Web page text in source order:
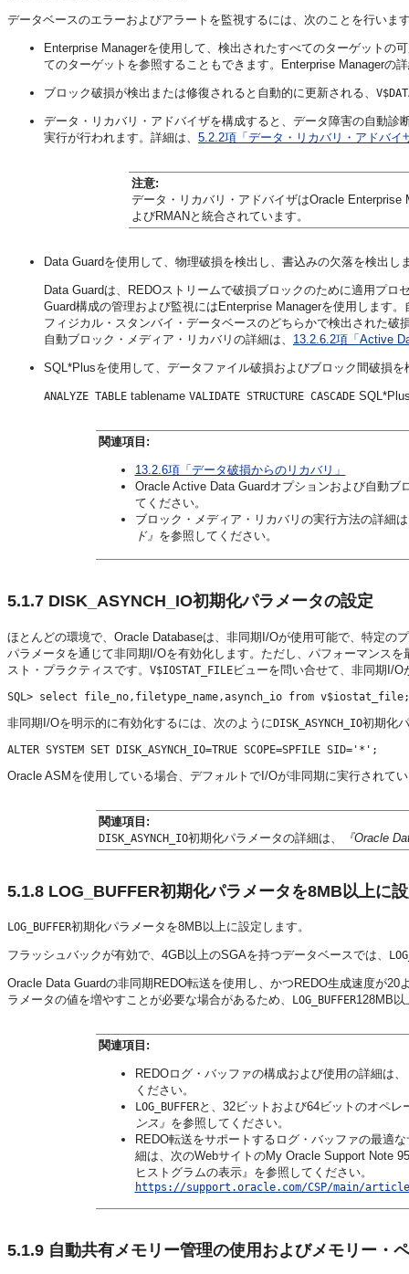
データベースのエラーおよびアラートを監視するには、次のことを行いま
Enterprise Managerを使用して、検出されたすべてのターゲットの
てのターゲットを参照することもできます。Enterprise Managerの
ブロック破損が検出または修復されると自動的に更新される、
データ・リカバリ・アドバイザを構成すると、データ障害の自動
実行が行われます。詳細は、 5.2.2項「データ・リカバリ・アドバ
注意:
データ・リカバリ・アドバイザはOracle
よびRMANと統合されています。
Data Guardを使用して、物理破損を検出し、書込みの欠落を検出し
Data Guardは、REDOストリームで破損ブロックのために適用プ
Guard構成の管理および監視にはEnterprise Managerを使用します
フィジカル・スタンバイ・データベースのどちらかで検出された
自動ブロック・メディア・リカバリの詳細は、 13.2.6.2項「Active
SQL*Plusを使用して、データファイル破損およびブロック間破損を
ANALYZE TABLE tablename VALIDATE STRUCTURE CASCADE
関連項目:
13.2.6項「データ破損からのリカバリ」
Oracle Active Data Guardオプションおよび自動ブ
てください。
ブロック・メディア・リカバリの実行方法の詳細
ド』 を参照してください。
5.1.7 DISK_ASYNCH_IO初期化パラメータの設定
ほとんどの環境で、Oracle Databaseは、非同期I/Oが使用可能で、特定の
パラメータを通じて非同期I/Oを有効化します。ただし、パフォーマンス
スト・プラクティスです。 V$IOSTAT_FILEビューを問い合せて、非同期I/
非同期I/Oを明示的に有効化するには、次のようにDISK_ASYNCH_IO初期化
Oracle ASMを使用している場合、デフォルトでI/Oが非同期に実行されて
関連項目:
DISK_ASYNCH_IO初期化パラメータの詳細は、 『Oracle
5.1.8 LOG_BUFFER初期化パラメータを8MB以上に
LOG_BUFFER初期化パラメータを8MB以上に設定します。
フラッシュバックが有効で、4GB以上のSGAを持つデータベースでは、
Oracle Data Guardの非同期REDO転送を使用し、かつREDO生成速度が
ラメータの値を増やすことが必要な場合があるため、
LOG_BUFFER128MB
関連項目:
REDOログ・バッファの構成および使用の詳細は、
ください。
LOG_BUFFERと、32ビットおよび64ビットのオペ
ンス』 を参照してください。
REDO転送をサポートするログ・バッファの最適
細は、次のWebサイトのMy Oracle Support Note
ヒストグラムの表示』を参照してください。
https://support.oracle.com/CSP/main/
5.1.9 自動共有メモリー管理の使用 およびメモリー・